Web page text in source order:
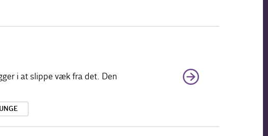
i at slippe væk fra det. Den
UNGE